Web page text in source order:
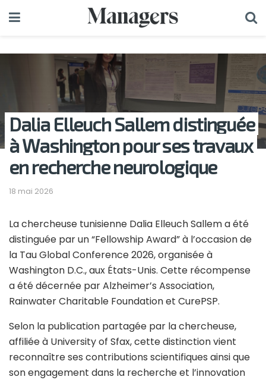
Dalia Elleuch Sallem distinguée
à Washington pour ses travaux
en recherche neurologique
18 mai 2026
La chercheuse tunisienne Dalia Elleuch Sallema été
distinguée par un “Fellowship Award” à l’occasion de
la Tau Global Conference 2026, organisée à
Washington D.C., aux États-Unis. Cette récompense
a été décernée parAlzheimer’s Association,
Rainwater Charitable Foundationet CurePSP.
Selon la publication partagée par la chercheuse,
affiliée à University of Sfax, cette distinction vient
reconnaître ses contributions scientifiques ainsi que
son engagement dans la recherche et l’innovation